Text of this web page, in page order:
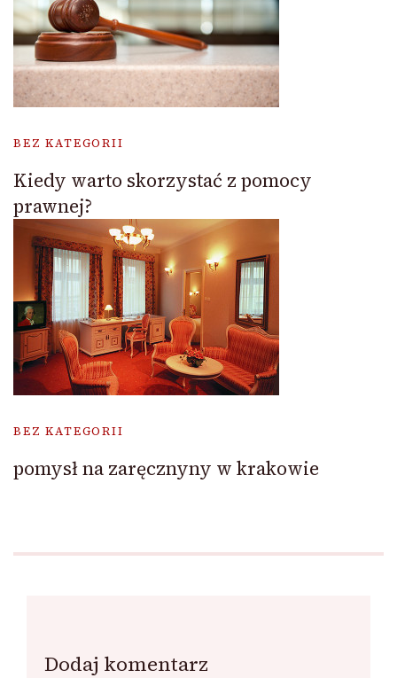
BEZ KATEGORII
Kiedy warto skorzystać z pomocy
prawnej?
BEZ KATEGORII
pomysł na zaręcznyny w krakowie
Dodaj komentarz